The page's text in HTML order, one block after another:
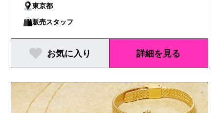
東京都
販売スタッフ
お気に入り 詳細を見る